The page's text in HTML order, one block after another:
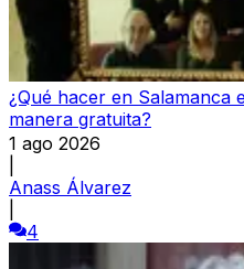
¿Qué hacer en Salamanca
manera gratuita?
1 ago 2026
Anass Álvarez
4